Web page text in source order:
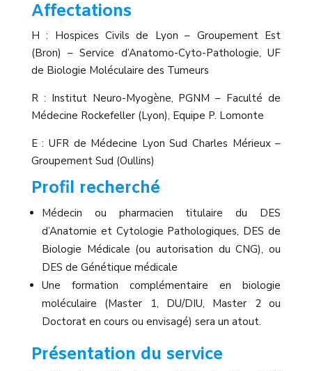
Affectations
H : Hospices Civils de Lyon – Groupement Est
(Bron) – Service d’Anatomo-Cyto-Pathologie, UF
de Biologie Moléculaire des Tumeurs
R : Institut Neuro-Myogène, PGNM – Faculté de
Médecine Rockefeller (Lyon), Equipe P. Lomonte
E : UFR de Médecine Lyon Sud Charles Mérieux –
Groupement Sud (Oullins)
Profil recherché
Médecin ou pharmacien titulaire du DES
d’Anatomie et Cytologie Pathologiques, DES de
Biologie Médicale (ou autorisation du CNG), ou
DES de Génétique médicale
Une formation complémentaire en biologie
moléculaire (Master 1, DU/DIU, Master 2 ou
Doctorat en cours ou envisagé) sera un atout.
Présentation du service